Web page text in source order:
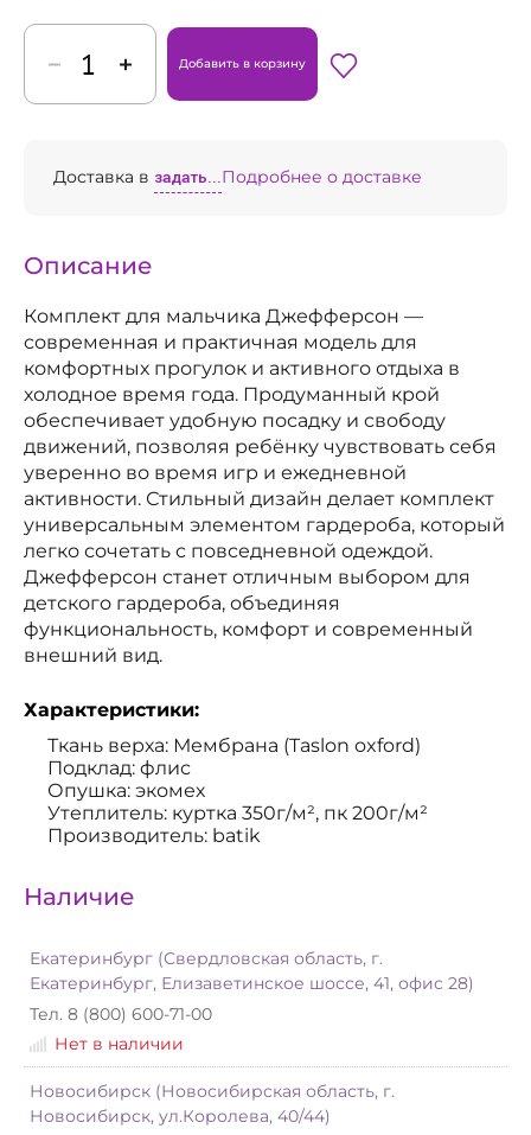
Добавить в корзину
Доставка в задать...Подробнее о доставке
Описание
Комплект для мальчика Джефферсон —
современная и практичная модель для
комфортных прогулок и активного отдыха в
холодное время года. Продуманный крой
обеспечивает удобную посадку и свободу
движений, позволяя ребёнку чувствовать себя
уверенно во время игр и ежедневной
активности. Стильный дизайн делает комплект
универсальным элементом гардероба, который
легко сочетать с повседневной одеждой.
Джефферсон станет отличным выбором для
детского гардероба, объединяя
функциональность, комфорт и современный
внешний вид.
Характеристики:
Ткань верха: Мембрана (Taslon oxford)
Подклад: флис
Опушка: экомех
Утеплитель: куртка 350г/м², пк 200г/м²
Производитель: batik
Наличие
Екатеринбург (Свердловская область, г.
Екатеринбург, Елизаветинское шоссе, 41, офис 28)
Тел. 8 (800) 600-71-00
Нет в наличии
Новосибирск (Новосибирская область, г.
Новосибирск, ул.Королева, 40/44)